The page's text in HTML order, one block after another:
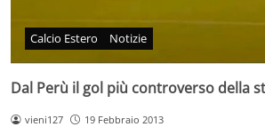
Calcio Estero Notizie
Dal Perù il gol più controverso della
vieni127 19 Febbraio 2013